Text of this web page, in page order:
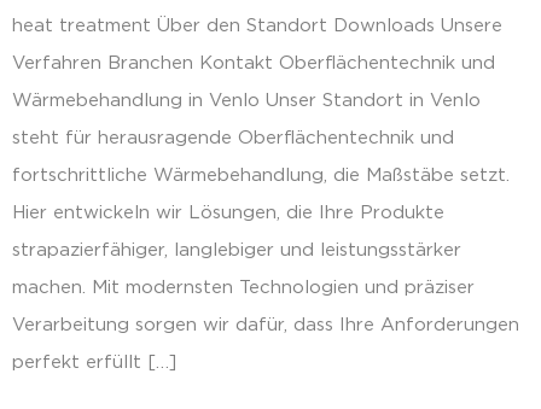
heat treatment Über den Standort Downloads Unsere
Verfahren Branchen Kontakt Oberflächentechnik und
Wärmebehandlung in Venlo Unser Standort in Venlo
steht für herausragende Oberflächentechnik und
fortschrittliche Wärmebehandlung, die Maßstäbe setzt.
Hier entwickeln wir Lösungen, die Ihre Produkte
strapazierfähiger, langlebiger und leistungsstärker
machen. Mit modernsten Technologien und präziser
Verarbeitung sorgen wir dafür, dass Ihre Anforderungen
perfekt erfüllt […]